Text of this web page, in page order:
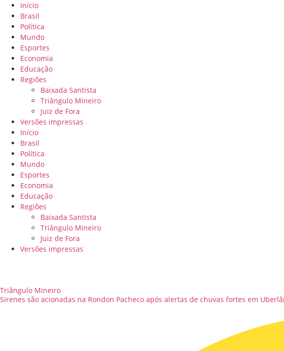
Início
Brasil
Política
Mundo
Esportes
Economia
Educação
Regiões
Baixada Santista
Triângulo Mineiro
Juiz de Fora
Versões impressas
Início
Brasil
Política
Mundo
Esportes
Economia
Educação
Regiões
Baixada Santista
Triângulo Mineiro
Juiz de Fora
Versões impressas
Triângulo Mineiro
Sirenes são acionadas na Rondon Pacheco após alertas de chuvas fortes em